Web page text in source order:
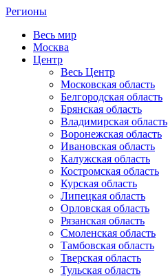
Регионы
Весь мир
Москва
Центр
Весь Центр
Московская область
Белгородская область
Брянская область
Владимирская область
Воронежская область
Ивановская область
Калужская область
Костромская область
Курская область
Липецкая область
Орловская область
Рязанская область
Смоленская область
Тамбовская область
Тверская область
Тульская область